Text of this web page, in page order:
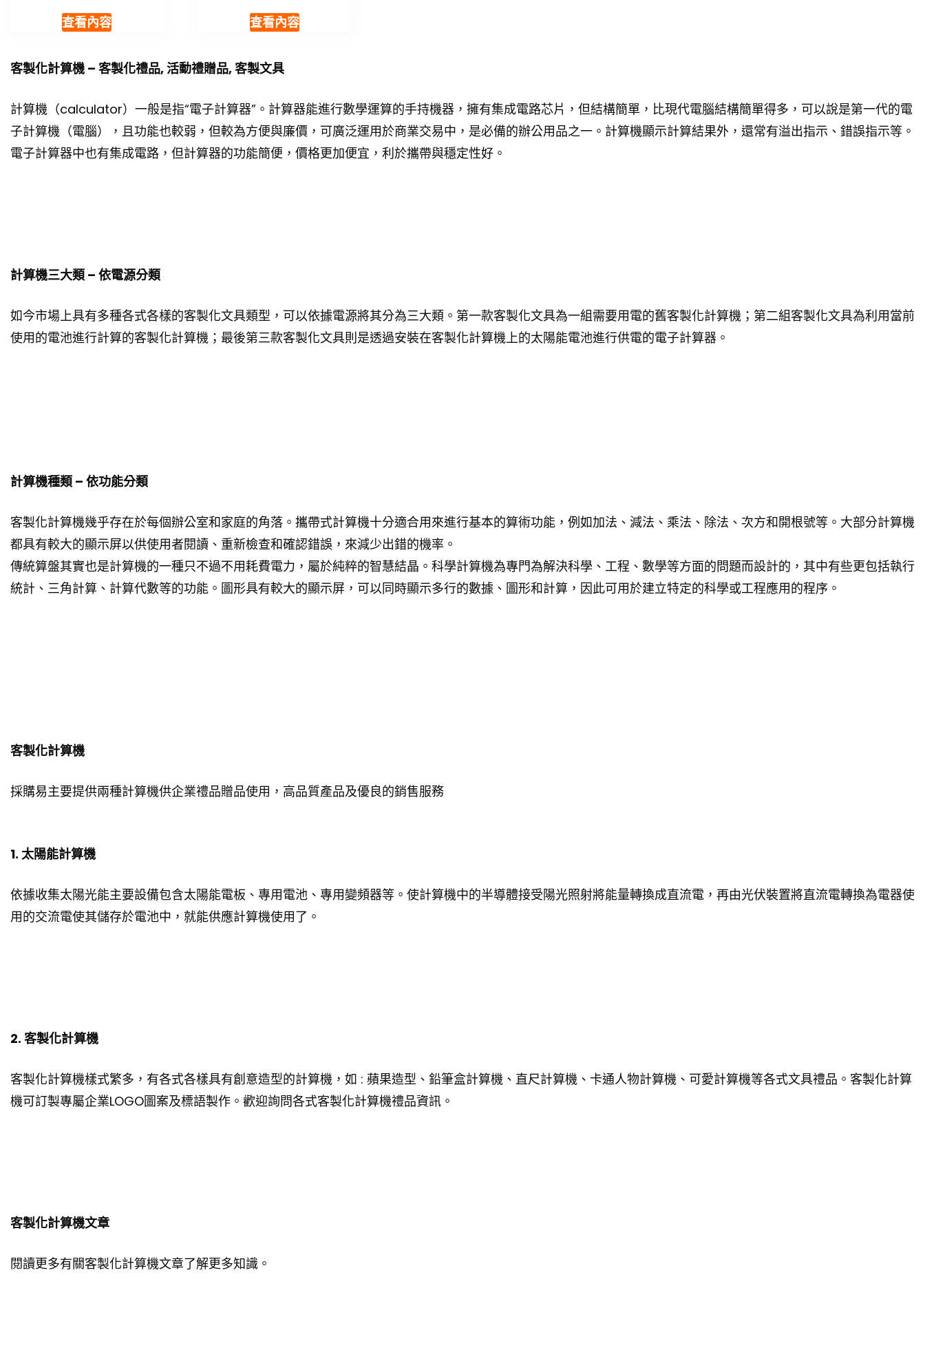
查看內容 查看內容
客製化計算機 – 客製化禮品, 活動禮贈品, 客製文具
計算機（calculator）一般是指“電子計算器”。計算器能進行數學運算的手持機器，擁有集成電路芯片，但結構簡單，比現代電腦結構簡單得多，可以說是第一代的電
子計算機（電腦），且功能也較弱，但較為方便與廉價，可廣泛運用於商業交易中，是必備的辦公用品之一。計算機顯示計算結果外，還常有溢出指示、錯誤指示等。
電子計算器中也有集成電路，但計算器的功能簡便，價格更加便宜，利於攜帶與穩定性好。
計算機三大類 – 依電源分類
如今市場上具有多種各式各樣的客製化文具類型，可以依據電源將其分為三大類。第一款客製化文具為一組需要用電的舊客製化計算機；第二組客製化文具為利用當前
使用的電池進行計算的客製化計算機；最後第三款客製化文具則是透過安裝在客製化計算機上的太陽能電池進行供電的電子計算器。
計算機種類 – 依功能分類
客製化計算機幾乎存在於每個辦公室和家庭的角落。攜帶式計算機十分適合用來進行基本的算術功能，例如加法、減法、乘法、除法、次方和開根號等。大部分計算機
都具有較大的顯示屏以供使用者閱讀、重新檢查和確認錯誤，來減少出錯的機率。
傳統算盤其實也是計算機的一種只不過不用耗費電力，屬於純粹的智慧結晶。科學計算機為專門為解決科學、工程、數學等方面的問題而設計的，其中有些更包括執行
統計、三角計算、計算代數等的功能。圖形具有較大的顯示屏，可以同時顯示多行的數據、圖形和計算，因此可用於建立特定的科學或工程應用的程序。
客製化計算機
採購易主要提供兩種計算機供企業禮品贈品使用，高品質產品及優良的銷售服務
1. 太陽能計算機
依據收集太陽光能主要設備包含太陽能電板、專用電池、專用變頻器等。使計算機中的半導體接受陽光照射將能量轉換成直流電，再由光伏裝置將直流電轉換為電器使
用的交流電使其儲存於電池中，就能供應計算機使用了。
2. 客製化計算機
客製化計算機樣式繁多，有各式各樣具有創意造型的計算機，如 : 蘋果造型、鉛筆盒計算機、直尺計算機、卡通人物計算機、可愛計算機等各式文具禮品。客製化計算
機可訂製專屬企業LOGO圖案及標語製作。歡迎詢問各式客製化計算機禮品資訊。
客製化計算機文章
閱讀更多有關客製化計算機文章了解更多知識。